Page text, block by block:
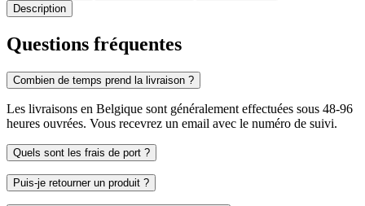
Description
Questions fréquentes
Combien de temps prend la livraison ?
Les livraisons en Belgique sont généralement effectuées sous 48-96
heures ouvrées. Vous recevrez un email avec le numéro de suivi.
Quels sont les frais de port ?
Puis-je retourner un produit ?